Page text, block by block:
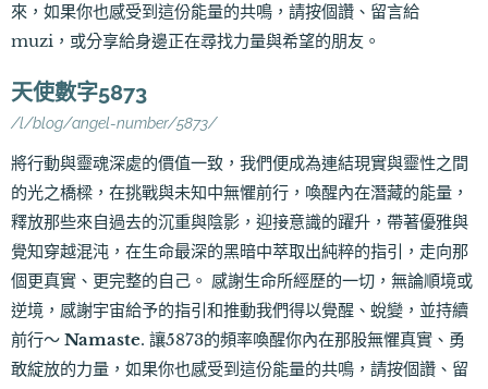
來，如果你也感受到這份能量的共鳴，請按個讚、留言給
muzi，或分享給身邊正在尋找力量與希望的朋友。
天使數字5873
/l/blog/angel-number/5873/
將行動與靈魂深處的價值一致，我們便成為連結現實與靈性之間
的光之橋樑，在挑戰與未知中無懼前行，喚醒內在潛藏的能量，
釋放那些來自過去的沉重與陰影，迎接意識的躍升，帶著優雅與
覺知穿越混沌，在生命最深的黑暗中萃取出純粹的指引，走向那
個更真實、更完整的自己。 感謝生命所經歷的一切，無論順境或
逆境，感謝宇宙給予的指引和推動我們得以覺醒、蛻變，並持續
前行～ Namaste. 讓5873的頻率喚醒你內在那股無懼真實、勇
敢綻放的力量，如果你也感受到這份能量的共鳴，請按個讚、留